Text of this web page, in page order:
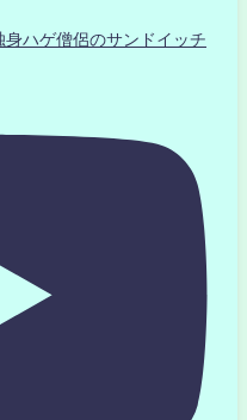
ハゲ僧侶のサンドイッチ